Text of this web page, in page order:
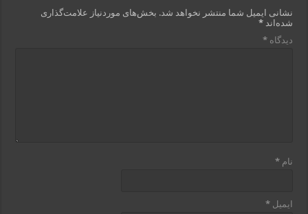
نشانی ایمیل شما منتشر نخواهد شد. بخش‌های موردنیاز علامت‌گذاری
شده‌اند*
دیدگاه*
نام*
ایمیل*